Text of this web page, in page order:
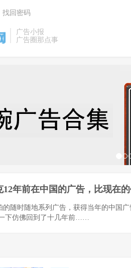
广告小报
广告圈那点事
找回密码
12年前在中国的广告，比现在的
的随时随地系列广告，获得当年的中国
下仿佛回到了十几年前……